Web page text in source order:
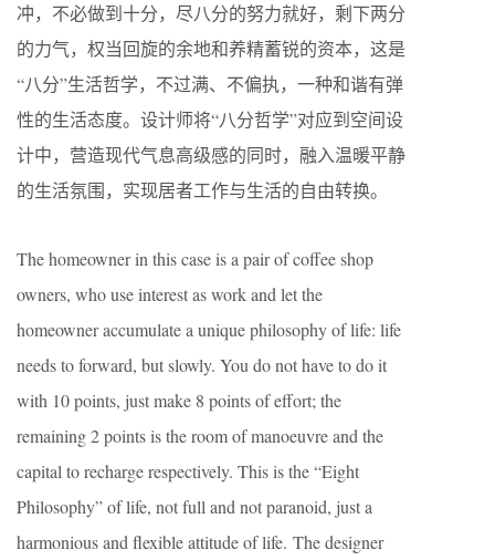
冲，不必做到十分，尽八分的努力就好，剩下两分
的力气，权当回旋的余地和养精蓄锐的资本，这是
“八分”生活哲学，不过满、不偏执，一种和谐有弹
性的生活态度。设计师将“八分哲学”对应到空间设
计中，营造现代气息高级感的同时，融入温暖平静
的生活氛围，实现居者工作与生活的自由转换。
The homeowner in this case is a pair of coffee shop
owners, who use interest as work and let the
homeowner accumulate a unique philosophy of life: life
needs to forward, but slowly. You do not have to do it
with 10 points, just make 8 points of effort; the
remaining 2 points is the room of manoeuvre and the
capital to recharge respectively. This is the “Eight
Philosophy” of life, not full and not paranoid, just a
harmonious and flexible attitude of life. The designer